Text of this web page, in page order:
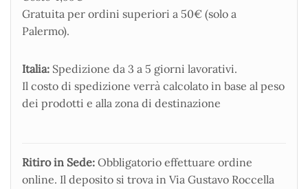
Gratuita per ordini superiori a 50€ (solo a
Palermo).
Italia: Spedizione da 3 a 5 giorni lavorativi.
Il costo di spedizione verrà calcolato in base al peso
dei prodotti e alla zona di destinazione
Ritiro in Sede: Obbligatorio effettuare ordine
online. Il deposito si trova in Via Gustavo Roccella